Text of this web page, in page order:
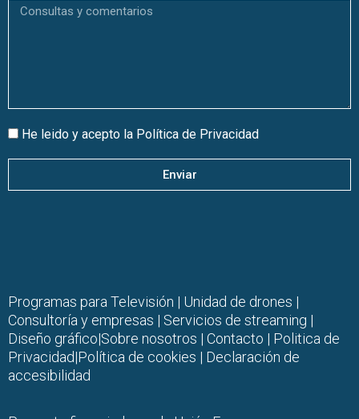
He leido y acepto la Política de Privacidad
Enviar
Programas para Televisión | Unidad de drones |
Consultoría y empresas | Servicios de streaming |
Diseño gráfico|Sobre nosotros | Contacto | Politica de
Privacidad|Política de cookies | Declaración de
accesibilidad